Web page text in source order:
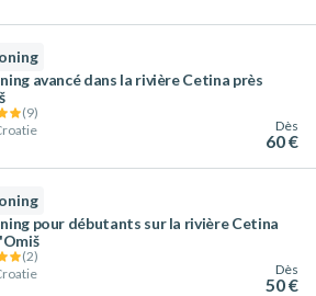
avancé dans la rivière Cetina près
(9)
Dès
60 €
pour débutants sur la rivière Cetina
(2)
Dès
50 €